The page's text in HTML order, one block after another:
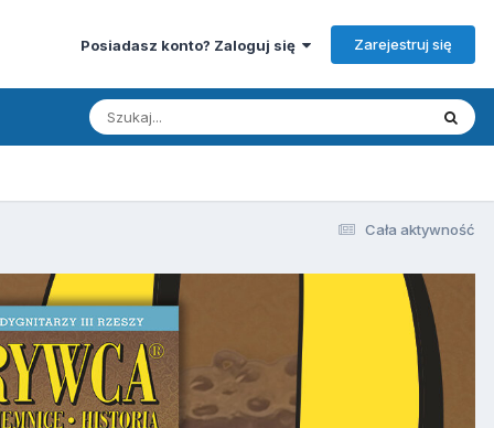
Posiadasz konto? Zaloguj się Zarejestruj się
Cała aktywność